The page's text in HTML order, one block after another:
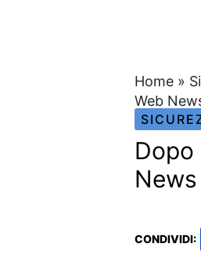
Home »
Web
Dopo
News
CONDIVIDI: